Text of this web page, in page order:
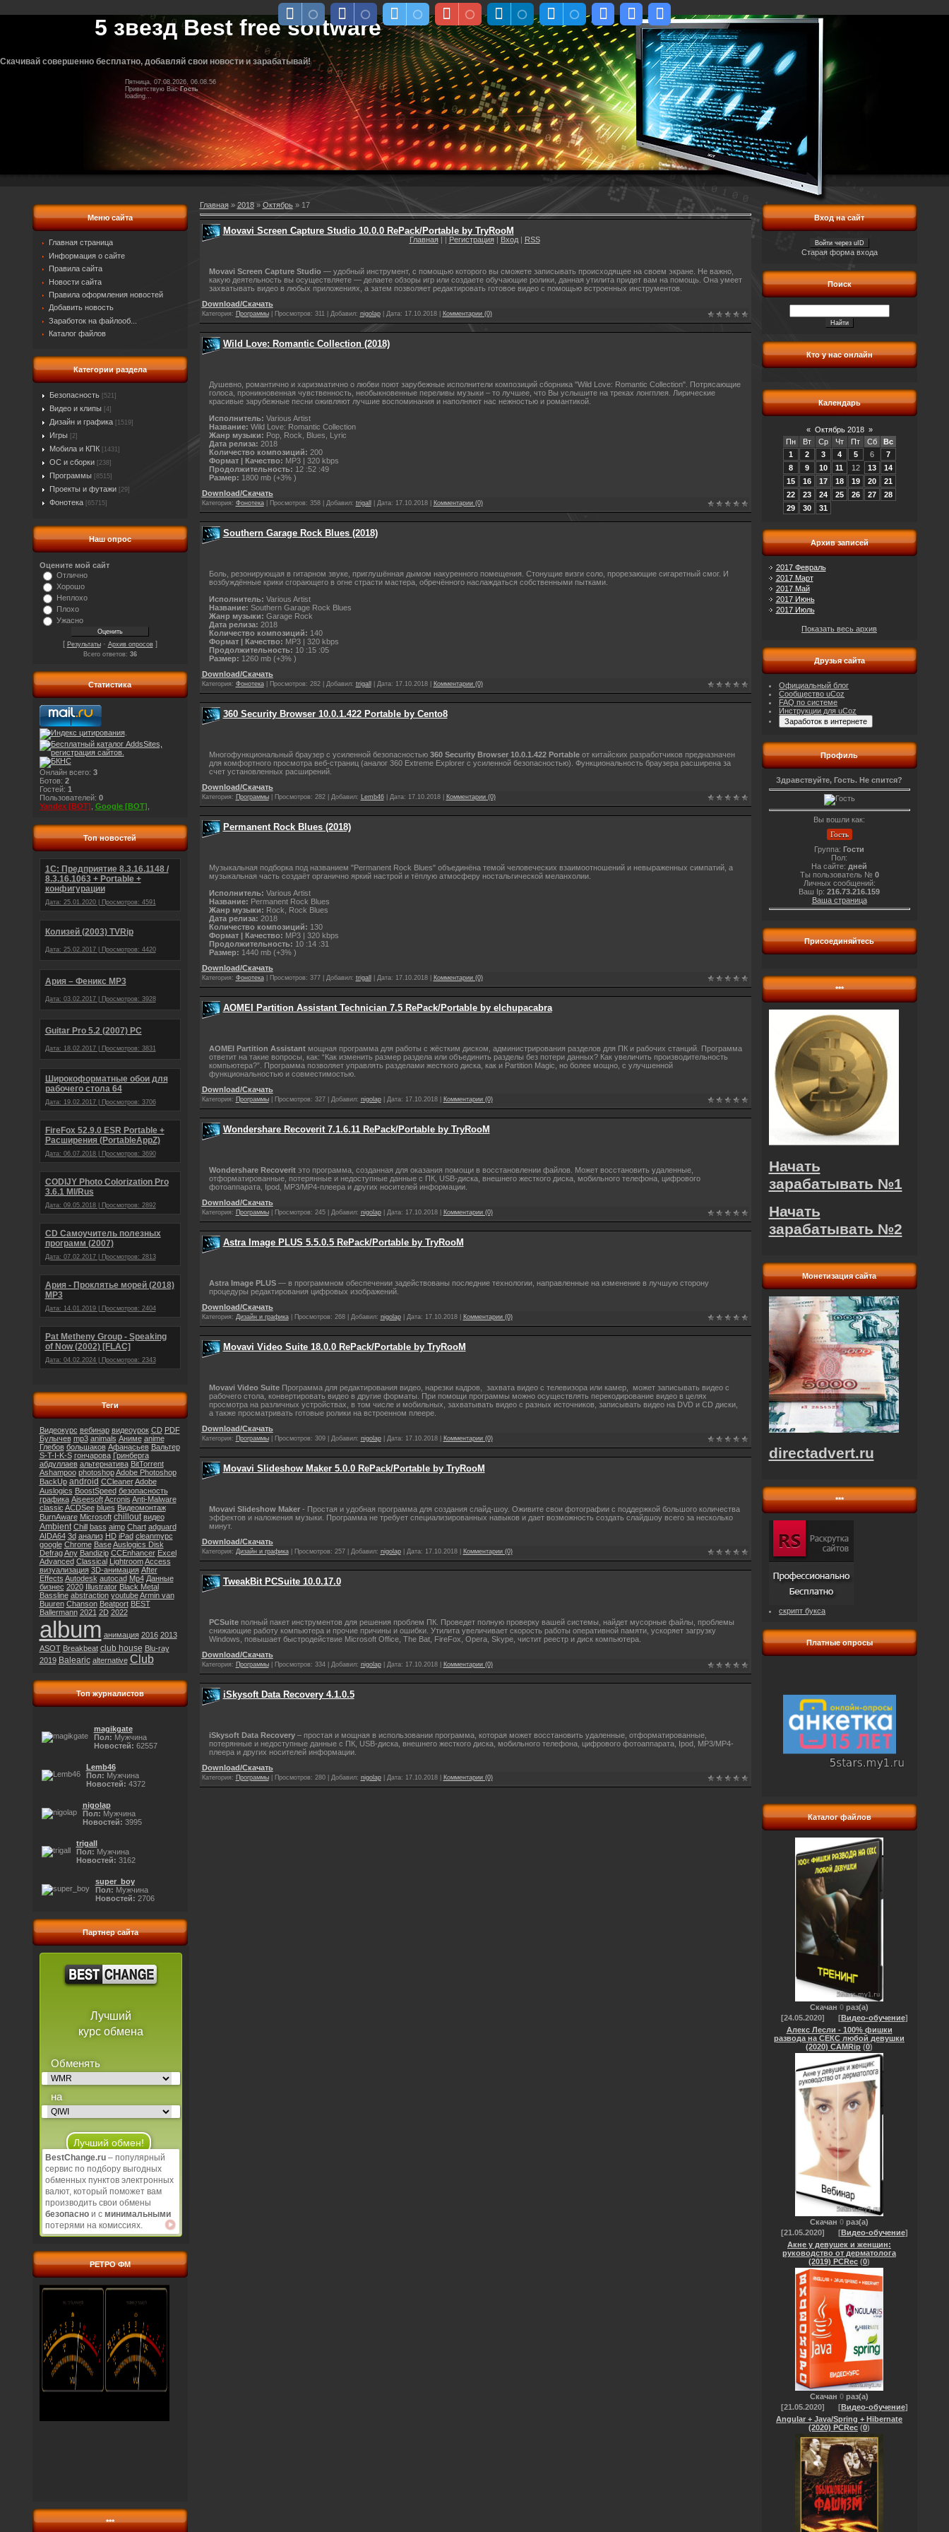
5 звезд Best free software
Скачивай совершенно бесплатно, добавляй свои новости и зарабатывай!
Пятница, 07.08.2026, 06.08.56
Приветствую Вас Гость
loading...
Главная| Регистрация| Вход| RSS
Меню сайта
Главная страница
Информация о сайте
Правила сайта
Новости сайта
Правила оформления новостей
Добавить новость
Заработок на файлооб...
Каталог файлов
Категории раздела
Безопасность [521]
Видео и клипы [4]
Дизайн и графика [1519]
Игры [2]
Мобила и КПК [1431]
ОС и сборки [238]
Программы [8515]
Проекты и футажи [29]
Фонотека [65715]
Наш опрос
Оцените мой сайт
Отлично
Хорошо
Неплохо
Плохо
Ужасно
[ Результаты· Архив опросов]
Всего ответов: 36
Статистика
.
Онлайн всего: 3
Ботов: 2
Гостей: 1
Пользователей: 0
Yandex [BOT] , Google [BOT] ,
Топ новостей
1С: Предприятие 8.3.16.1148 /
8.3.16.1063 + Portable +
конфигурации
Дата: 25.01.2020 | Просмотров: 4591
Колизей (2003) TVRip
Дата: 25.02.2017 | Просмотров: 4420
Ария – Феникс МР3
Дата: 03.02.2017 | Просмотров: 3928
Guitar Pro 5.2 (2007) PC
Дата: 18.02.2017 | Просмотров: 3831
Широкоформатные обои для
рабочего стола 64
Дата: 19.02.2017 | Просмотров: 3706
FireFox 52.9.0 ESR Portable +
Расширения (PortableAppZ)
Дата: 06.07.2018 | Просмотров: 3690
CODIJY Photo Colorization Pro
3.6.1 Ml/Rus
Дата: 09.05.2018 | Просмотров: 2892
CD Самоучитель полезных
программ (2007)
Дата: 07.02.2017 | Просмотров: 2813
Ария - Проклятье морей (2018)
МР3
Дата: 14.01.2019 | Просмотров: 2404
Pat Metheny Group - Speaking
of Now (2002) [FLAC]
Дата: 04.02.2024 | Просмотров: 2343
Теги
Видеокурс вебинар видеоурок CD PDF
Булычев mp3 animals Аниме anime
Глебов большаков Афанасьев Вальтер
S-T-I-K-S гончарова Гринберга
абдуллаев альтернатива BitTorrent
Ashampoo photoshop Adobe Photoshop
BackUp android CCleaner Adobe
Auslogics BoostSpeed безопасность
графика Aiseesoft Acronis Anti-Malware
classic ACDSee blues Видеомонтаж
BurnAware Microsoft chillout видео
Ambient Chill bass aimp Chart adguard
AIDA64 3d анализ HD iPad cleanmypc
google Chrome Base Auslogics Disk
Defrag Any Bandizip CCEnhancer Excel
Advanced Classical Lightroom Access
визуализация 3D-анимация After
Effects Autodesk autocad Mp4 Данные
бизнес 2020 Illustrator Black Metal
Bassline abstraction youtube Armin van
Buuren Chanson Beatport BEST
Ballermann 2021 2D 2022
album анимация 2016 2013
ASOT Breakbeat club house Blu-ray
2019 Balearic alternative Club
Топ журналистов
magikgate
Пол: Мужчина
Новостей: 62557
Lemb46
Пол: Мужчина
Новостей: 4372
nigolap
Пол: Мужчина
Новостей: 3995
trigall
Пол: Мужчина
Новостей: 3162
super_boy
Пол: Мужчина
Новостей: 2706
Партнер сайта
Лучший
курс обмена
BestChange.ru– популярный
сервис по подбору выгодных
обменных пунктов электронных
валют, который поможет вам
производить свои обмены
безопаснои с минимальными
потерями на комиссиях.
Обменять
на
Открыть все валюты
В Избранное
РЕТРО ФМ
***
Главная» 2018 » Октябрь » 17
Movavi Screen Capture Studio 10.0.0 RePack/Portable by TryRooM
Movavi Screen Capture Studio — удобный инструмент, с помощью которого вы сможете записывать происходящее на своем экране. Не важно,
какую деятельность вы осуществляете — делаете обзоры игр или создаете обучающие ролики, данная утилита придет вам на помощь. Она умеет
захватывать видео в любых приложениях, а затем позволяет редактировать готовое видео с помощью встроенных инструментов.
Download/Скачать
Категория: Программы| Просмотров: 311| Добавил: nigolap| Дата: 17.10.2018 Комментарии (0)
Wild Love: Romantic Collection (2018)
Душевно, романтично и харизматично о любви поют зарубежные исполнители композиций сборника "Wild Love: Romantic Collection". Потрясающие
голоса, проникновенная чувственность, необыкновенные переливы музыки – то лучшее, что Вы услышите на треках лонгплея. Лирические
красивые зарубежные песни оживляют лучшие воспоминания и наполняют нас нежностью и романтикой.
Исполнитель: Various Artist
Название: Wild Love: Romantic Collection
Жанр музыки: Pop, Rock, Blues, Lyric
Дата релиза: 2018
Количество композиций: 200
Формат | Качество: MP3 | 320 kbps
Продолжительность: 12 :52 :49
Размер: 1800 mb (+3% )
Download/Скачать
Категория: Фонотека| Просмотров: 358| Добавил: trigall Дата: 17.10.2018 Комментарии (0)
Southern Garage Rock Blues (2018)
Боль, резонирующая в гитарном звуке, приглушённая дымом накуренного помещения. Стонущие визги соло, прорезающие сигаретный смог. И
возбуждённые крики сгорающего в огне страсти мастера, обречённого наслаждаться собственными пытками.
Исполнитель: Various Artist
Название: Southern Garage Rock Blues
Жанр музыки: Garage Rock
Дата релиза: 2018
Количество композиций: 140
Формат | Качество: MP3 | 320 kbps
Продолжительность: 10 :15 :05
Размер: 1260 mb (+3% )
Download/Скачать
Категория: Фонотека| Просмотров: 282| Добавил: trigall Дата: 17.10.2018 Комментарии (0)
360 Security Browser 10.0.1.422 Portable by Cento8
Многофункциональный браузер с усиленной безопасностью 360 Security Browser 10.0.1.422 Portableот китайских разработчиков предназначен
для комфортного просмотра веб-страниц (аналог 360 Extreme Explorer с усиленной безопасностью). Функциональность браузера расширена за
счет установленных расширений.
Download/Скачать
Категория: Программы| Просмотров: 282| Добавил: Lemb46| Дата: 17.10.2018 Комментарии (0)
Permanent Rock Blues (2018)
Музыкальная подборка под названием "Permanent Rock Blues" объединёна темой человеческих взаимоотношений и невыраженных симпатий, а
музыкальная часть создаёт органично яркий настрой и тёплую атмосферу ностальгической меланхолии.
Исполнитель: Various Artist
Название: Permanent Rock Blues
Жанр музыки: Rock, Rock Blues
Дата релиза: 2018
Количество композиций: 130
Формат | Качество: MP3 | 320 kbps
Продолжительность: 10 :14 :31
Размер: 1440 mb (+3% )
Download/Скачать
Категория: Фонотека| Просмотров: 377| Добавил: trigall Дата: 17.10.2018 Комментарии (0)
AOMEI Partition Assistant Technician 7.5 RePack/Portable by elchupacabra
AOMEI Partition Assistantмощная программа для работы с жёстким диском, администрирования разделов для ПК и рабочих станций. Программа
ответит на такие вопросы, как: “Как изменить размер раздела или объединить разделы без потери данных? Как увеличить производительность
компьютера?”. Программа позволяет управлять разделами жесткого диска, как и Partition Magic, но более мощно, с улучшенной
функциональностью и совместимостью.
Download/Скачать
Категория: Программы| Просмотров: 327| Добавил: nigolap| Дата: 17.10.2018 Комментарии (0)
Wondershare Recoverit 7.1.6.11 RePack/Portable by TryRooM
Wondershare Recoveritэто программа, созданная для оказания помощи в восстановлении файлов. Может восстановить удаленные,
отформатированные, потерянные и недоступные данные с ПК, USB-диска, внешнего жесткого диска, мобильного телефона, цифрового
фотоаппарата, Ipod, MP3/MP4-плеера и других носителей информации.
Download/Скачать
Категория: Программы| Просмотров: 245| Добавил: nigolap| Дата: 17.10.2018 Комментарии (0)
Astra Image PLUS 5.5.0.5 RePack/Portable by TryRooM
Astra Image PLUS— в программном обеспечении задействованы последние технологии, направленные на изменение в лучшую сторону
процедуры редактирования цифровых изображений.
Download/Скачать
Категория: Дизайн и графика| Просмотров: 268| Добавил: nigolap| Дата: 17.10.2018 Комментарии (0)
Movavi Video Suite 18.0.0 RePack/Portable by TryRooM
Movavi Video SuiteПрограмма для редактирования видео, нарезки кадров, захвата видео с телевизора или камер, может записывать видео с
рабочего стола, конвертировать видео в другие форматы. При помощи программы можно осуществлять перекодирование видео в целях
просмотра на различных устройствах, в том числе и мобильных, захватывать видео с разных источников, записывать видео на DVD и CD диски,
а также просматривать готовые ролики на встроенном плеере.
Download/Скачать
Категория: Программы| Просмотров: 309| Добавил: nigolap| Дата: 17.10.2018 Комментарии (0)
Movavi Slideshow Maker 5.0.0 RePack/Portable by TryRooM
Movavi Slideshow Maker- Простая и удобная программа для создания слайд-шоу. Оживите свои фотографии с поддержкой большого количества
эффектов и наложения музыки. Программа не требует специализированных навыков и дает возможность создать слайдшоу всего за несколько
минут.
Download/Скачать
Категория: Дизайн и графика| Просмотров: 257| Добавил: nigolap| Дата: 17.10.2018 Комментарии (0)
TweakBit PCSuite 10.0.17.0
PCSuiteполный пакет инструментов для решения проблем ПК. Проведет полную проверку вашей системы, найдет мусорные файлы, проблемы
снижающие работу компьютера и прочие причины и ошибки. Утилита увеличивает скорость работы оперативной памяти, ускоряет загрузку
Windows, повышает быстродействие Microsoft Office, The Bat, FireFox, Opera, Skype, чистит реестр и диск компьютера.
Download/Скачать
Категория: Программы| Просмотров: 334| Добавил: nigolap| Дата: 17.10.2018 Комментарии (0)
iSkysoft Data Recovery 4.1.0.5
iSkysoft Data Recovery– простая и мощная в использовании программа, которая может восстановить удаленные, отформатированные,
потерянные и недоступные данные с ПК, USB-диска, внешнего жесткого диска, мобильного телефона, цифрового фотоаппарата, Ipod, MP3/MP4-
плеера и других носителей информации.
Download/Скачать
Категория: Программы| Просмотров: 280| Добавил: nigolap| Дата: 17.10.2018 Комментарии (0)
Вход на сайт
Войти через uID
Старая форма входа
Поиск
Кто у нас онлайн
Календарь
« Октябрь 2018 »
Пн
Вт Ср Чт Пт Сб
Вс
1
2 3 4 5 6
7
8
9 10 11 12 13
14
15
16 17 18 19 20
21
22
23 24 25 26 27
28
29
30 31
Архив записей
2017 Февраль
2017 Март
2017 Май
2017 Июнь
2017 Июль
Показать весь архив
Друзья сайта
Официальный блог
Сообщество uCoz
FAQ по системе
Инструкции для uCoz
Профиль
Здравствуйте, Гость. Не спится?
Вы вошли как:
Гость
Группа: Гости
Пол:
На сайте: дней
Ты пользователь № 0
Личных сообщений:
Ваш Ip: 216.73.216.159
Ваша страница
Присоединяйтесь
***
Начать
зарабатывать №1
Начать
зарабатывать №2
Монетизация сайта
directadvert.ru
***
скрипт букса
Платные опросы
Каталог файлов
Скачан 0 раз(а)
[24.05.2020]
[Видео-обучение]
Алекс Лесли - 100% фишки
развода на СЕКС любой девушки
(2020) CAMRip (0)
Скачан 0 раз(а)
[21.05.2020]
[Видео-обучение]
Акне у девушек и женщин:
руководство от дерматолога
(2019) PCRec (0)
Скачан 0 раз(а)
[21.05.2020]
[Видео-обучение]
Angular + Java/Spring + Hibernate
(2020) PCRec (0)